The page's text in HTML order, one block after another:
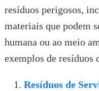
resíduos perigosos,
materiais que podem
humana ou ao meio
exemplos de resíduos
Resíduos de